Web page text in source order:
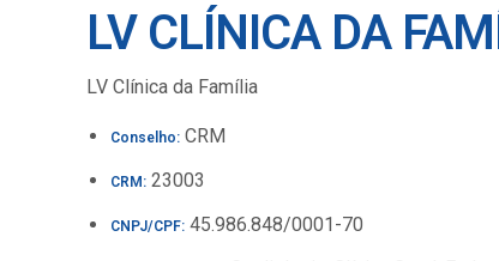
LV CLÍNICA DA
LV Clínica da Família
Conselho: CRM
CRM: 23003
CNPJ/CPF: 45.986.848/0001-70